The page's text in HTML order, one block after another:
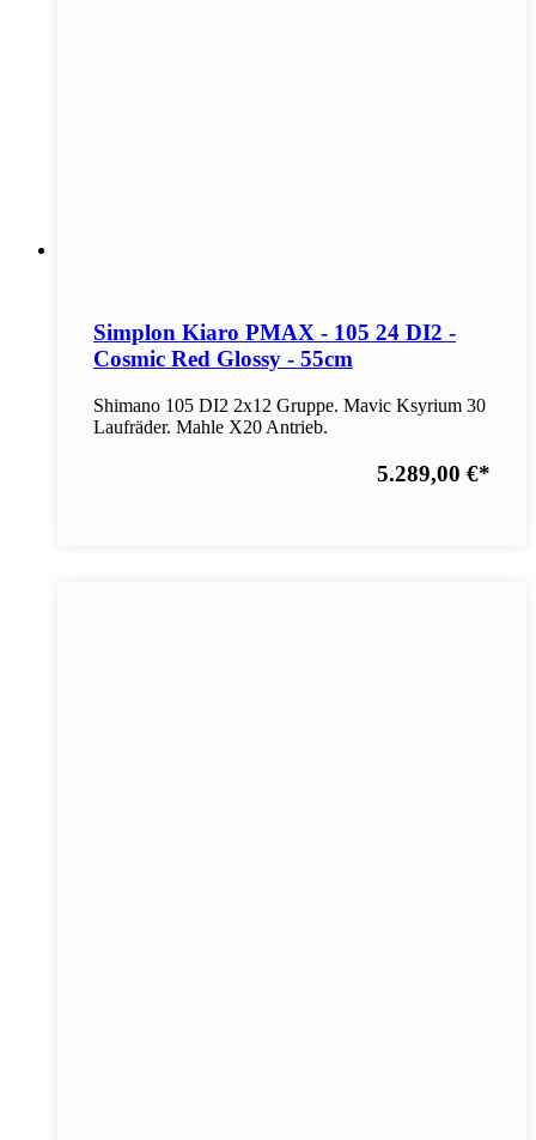
Simplon Kiaro PMAX - 105 24 DI2 -
Cosmic Red Glossy - 55cm
Shimano 105 DI2 2x12 Gruppe. Mavic Ksyrium 30
Laufräder. Mahle X20 Antrieb.
5.289,00 €*